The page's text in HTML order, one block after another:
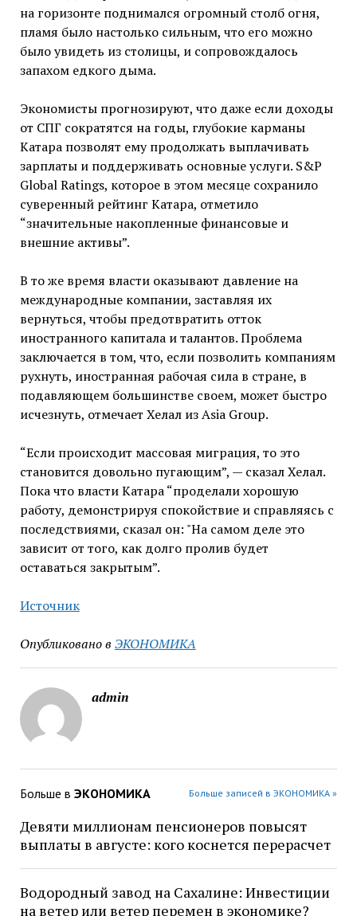
на горизонте поднимался огромный столб огня,
пламя было настолько сильным, что его можно
было увидеть из столицы, и сопровождалось
запахом едкого дыма.
Экономисты прогнозируют, что даже если доходы
от СПГ сократятся на годы, глубокие карманы
Катара позволят ему продолжать выплачивать
зарплаты и поддерживать основные услуги. S&P
Global Ratings, которое в этом месяце сохранило
суверенный рейтинг Катара, отметило
“значительные накопленные финансовые и
внешние активы”.
В то же время власти оказывают давление на
международные компании, заставляя их
вернуться, чтобы предотвратить отток
иностранного капитала и талантов. Проблема
заключается в том, что, если позволить компаниям
рухнуть, иностранная рабочая сила в стране, в
подавляющем большинстве своем, может быстро
исчезнуть, отмечает Хелал из Asia Group.
“Если происходит массовая миграция, то это
становится довольно пугающим”, — сказал Хелал.
Пока что власти Катара “проделали хорошую
работу, демонстрируя спокойствие и справляясь с
последствиями, сказал он: "На самом деле это
зависит от того, как долго пролив будет
оставаться закрытым”.
Источник
Опубликовано в ЭКОНОМИКА
admin
Больше в ЭКОНОМИКА Больше записей в ЭКОНОМИКА »
Девяти миллионам пенсионеров повысят
выплаты в августе: кого коснется перерасчет
Водородный завод на Сахалине: Инвестиции
на ветер или ветер перемен в экономике?